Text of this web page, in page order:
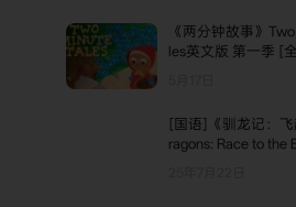
《两分钟故事》
les英文版 第一季 [
[国语]《驯龙记：
ragons: Race to the